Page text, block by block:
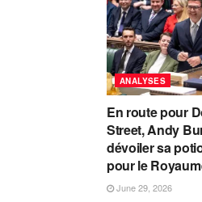
ANALYSES
En route pour
Street, Andy
dévoiler sa
pour le
June 29, 2026